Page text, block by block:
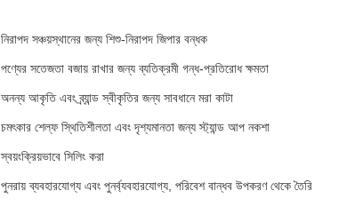
নিরাপদ সঞ্চয়স্থানের জন্য শিশু-নিরাপদ জিপার বন্ধক
পণ্যের সতেজতা বজায় রাখার জন্য ব্যতিক্রমী গন্ধ-প্রতিরোধ ক্ষমতা
অনন্য আকৃতি এবং ব্র্যান্ড স্বীকৃতির জন্য সাবধানে মরা কাটা
চমৎকার শেল্ফ স্থিতিশীলতা এবং দৃশ্যমানতা জন্য স্ট্যান্ড আপ নকশা
স্বয়ংক্রিয়ভাবে সিলিং করা
পুনরায় ব্যবহারযোগ্য এবং পুনর্ব্যবহারযোগ্য, পরিবেশ বান্ধব উপকরণ থেকে তৈরি